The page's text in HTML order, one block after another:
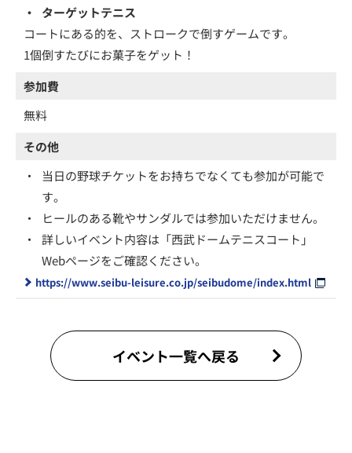
・
ターゲットテニス
コートにある的を、ストロークで倒すゲームです。
1個倒すたびにお菓子をゲット！
参加費
無料
その他
・
当日の野球チケットをお持ちでなくても参加が可能で
す。
・
ヒールのある靴やサンダルでは参加いただけません。
・
詳しいイベント内容は「西武ドームテニスコート」
Webページをご確認ください。
https://www.seibu-leisure.co.jp/seibudome/index.html
イベント一覧へ戻る